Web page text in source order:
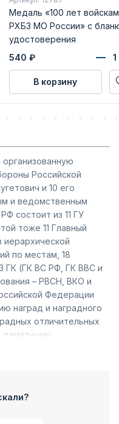
Медаль «100 лет войскам
РХБЗ МО России» с
удостоверения
540 ₽
В корзину
Российской
и 10 его
и ведомственным
состоит из 11 ГУ
тоже 11 Главный
иерархической
по местам, 18
ГК (ГК ВС РФ, ГК ВВС и
– РВСН, ВКО и
Федерации
наград и наградного
отличительных
памятными,
их можно купить в
орден или нагрудный